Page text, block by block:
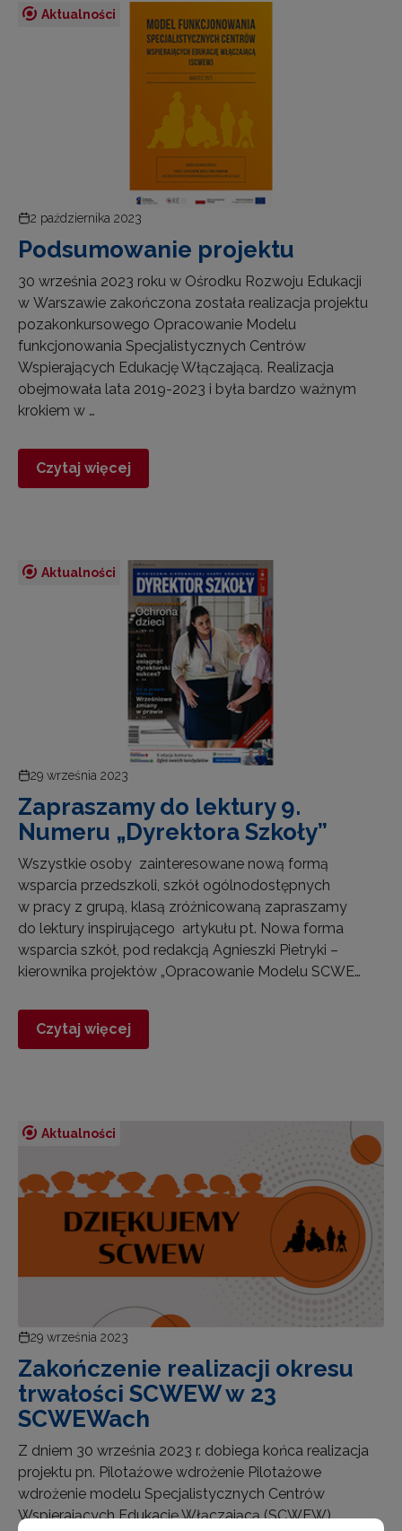
Aktualności
2 października 2023
Podsumowanie projektu
30 września 2023 roku w Ośrodku Rozwoju Edukacji
w Warszawie zakończona została realizacja projektu
pozakonkursowego Opracowanie Modelu
funkcjonowania Specjalistycznych Centrów
Wspierających Edukację Włączającą. Realizacja
obejmowała lata 2019-2023 i była bardzo ważnym
krokiem w …
Czytaj więcej
Aktualności
29 września 2023
Zapraszamy do lektury 9.
Numeru „Dyrektora Szkoły”
Wszystkie osoby zainteresowane nową formą
wsparcia przedszkoli, szkół ogólnodostępnych
w pracy z grupą, klasą zróżnicowaną zapraszamy
do lektury inspirującego artykułu pt. Nowa forma
wsparcia szkół, pod redakcją Agnieszki Pietryki –
kierownika projektów „Opracowanie Modelu SCWE…
Czytaj więcej
Aktualności
29 września 2023
Zakończenie realizacji okresu
trwałości SCWEW w 23
SCWEWach
Z dniem 30 września 2023 r. dobiega końca realizacja
projektu pn. Pilotażowe wdrożenie Pilotażowe
wdrożenie modelu Specjalistycznych Centrów
Wspierających Edukację Włączającą (SCWEW).